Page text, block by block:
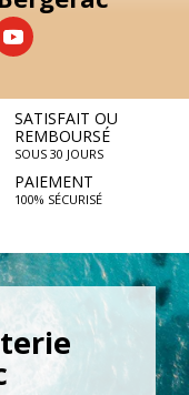
SATISFAIT OU
REMBOURSÉ
SOUS 30 JOURS
PAIEMENT
100% SÉCURISÉ